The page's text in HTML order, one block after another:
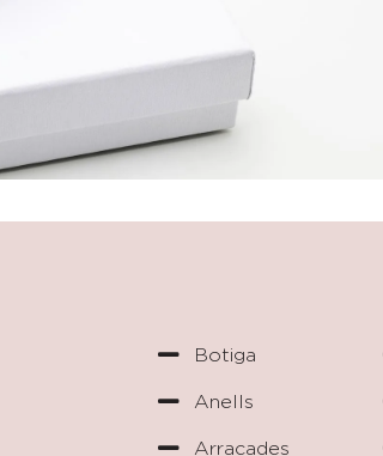
Botiga
Anells
Arracades